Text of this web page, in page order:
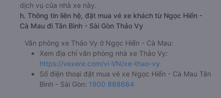
dịch vụ của nhà xe này.
h. Thông tin liên hệ, đặt mua vé xe khách từ Ngọc Hiển -
Cà Mau đi Tân Bình - Sài Gòn Thảo Vy
Văn phòng xe Thảo Vy ở Ngọc Hiển - Cà Mau:
Xem địa chỉ văn phòng nhà xe Thảo Vy:
https://vexere.com/vi-VN/xe-thao-vy
Số điện thoại đặt mua vé xe Ngọc Hiển - Cà Mau Tân
Bình - Sài Gòn: 1900 888684